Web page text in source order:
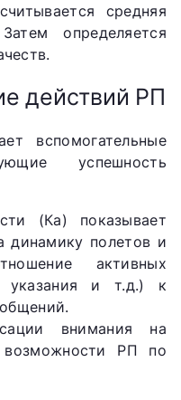
средняя
определяется
действий РП
вспомогательные
успешность
(Ка) показывает
динамику полетов и
активных
указания и т.д.) к
внимания на
возможности РП по